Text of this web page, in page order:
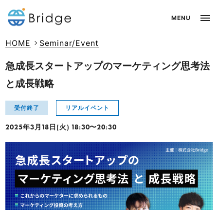
HOME Seminar/Event
急成長スタートアップのマーケティング思考法
と成長戦略
受付終了 リアルイベント
2025年3月18日(火) 18:30〜20:30